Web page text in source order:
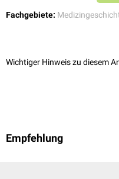
Fachgebiete:
Wichtiger Hinweis zu diesem
Empfehlung